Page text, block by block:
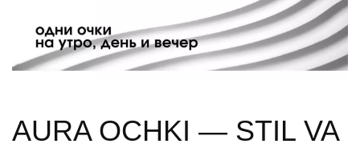
AURA OCHKI — STIL VA